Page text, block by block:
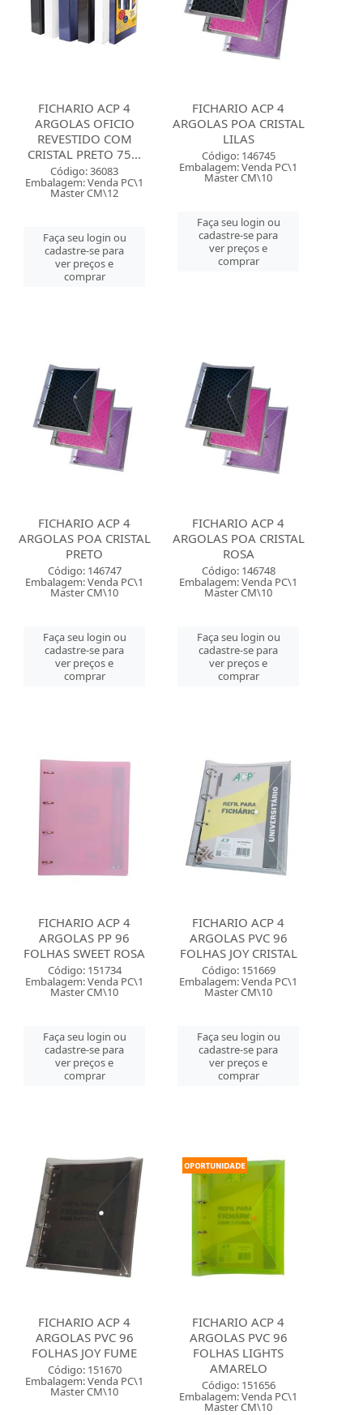
FICHARIO ACP 4
ARGOLAS OFICIO
REVESTIDO COM
CRISTAL PRETO 75...
Código: 36083
Embalagem: Venda PC\1
Master CM\12
Faça seu login ou
cadastre-se para
ver preços e
comprar
FICHARIO ACP 4
ARGOLAS POA CRISTAL
LILAS
Código: 146745
Embalagem: Venda PC\1
Master CM\10
Faça seu login ou
cadastre-se para
ver preços e
comprar
FICHARIO ACP 4
ARGOLAS POA CRISTAL
PRETO
Código: 146747
Embalagem: Venda PC\1
Master CM\10
Faça seu login ou
cadastre-se para
ver preços e
comprar
FICHARIO ACP 4
ARGOLAS POA CRISTAL
ROSA
Código: 146748
Embalagem: Venda PC\1
Master CM\10
Faça seu login ou
cadastre-se para
ver preços e
comprar
FICHARIO ACP 4
ARGOLAS PP 96
FOLHAS SWEET ROSA
Código: 151734
Embalagem: Venda PC\1
Master CM\10
Faça seu login ou
cadastre-se para
ver preços e
comprar
FICHARIO ACP 4
ARGOLAS PVC 96
FOLHAS JOY CRISTAL
Código: 151669
Embalagem: Venda PC\1
Master CM\10
Faça seu login ou
cadastre-se para
ver preços e
comprar
FICHARIO ACP 4
ARGOLAS PVC 96
FOLHAS JOY FUME
Código: 151670
Embalagem: Venda PC\1
Master CM\10
FICHARIO ACP 4
ARGOLAS PVC 96
FOLHAS LIGHTS
AMARELO
Código: 151656
Embalagem: Venda PC\1
Master CM\10